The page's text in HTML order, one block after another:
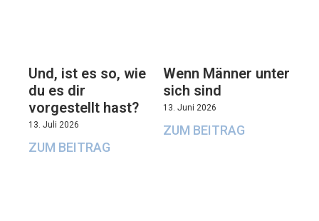
Und, ist es so, wie
du es dir
vorgestellt hast?
13. Juli 2026
ZUM BEITRAG
Wenn Männer unter
sich sind
13. Juni 2026
ZUM BEITRAG